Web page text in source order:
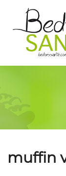
muffin